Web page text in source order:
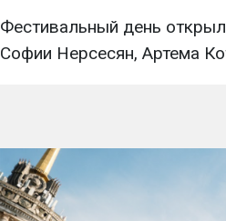
Фестивальный день
Софии Нерсесян, Артема